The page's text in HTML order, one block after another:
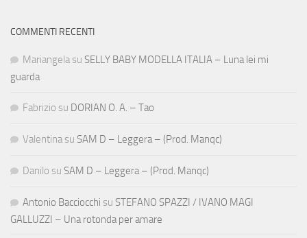
COMMENTI RECENTI
Mariangela su SELLY BABY MODELLA ITALIA – Luna lei mi
guarda
Fabrizio su DORIAN O. A. – Tao
Valentina su SAM D – Leggera – (Prod. Manqc)
Danilo su SAM D – Leggera – (Prod. Manqc)
Antonio Bacciocchi su STEFANO SPAZZI / IVANO MAGI
GALLUZZI – Una rotonda per amare